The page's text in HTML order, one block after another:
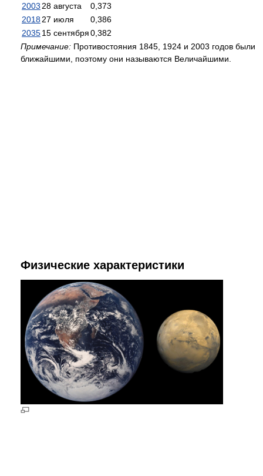
2003 28 августа
0,373
201827 июля
0,386
203515 сентября0,382
Примечание: Противостояния 1845, 1924 и 2003 годов были
ближайшими, поэтому они называются Величайшими.
Физические характеристики